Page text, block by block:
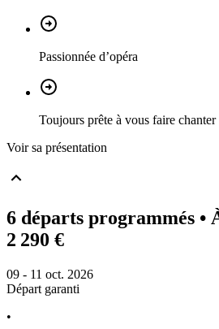
Passionnée d’opéra
Toujours prête à vous faire chanter
Voir sa présentation
6 départs programmés •
2 290 €
09 - 11 oct. 2026
Départ garanti
•